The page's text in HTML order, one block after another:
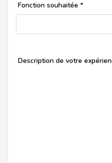
Fonction souhaitée *
Description de votre